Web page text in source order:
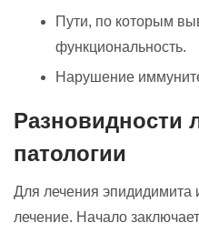
Пути, по которым
функциональность.
Нарушение
Разновидности
патологии
Для лечения эпидидимита
лечение. Начало